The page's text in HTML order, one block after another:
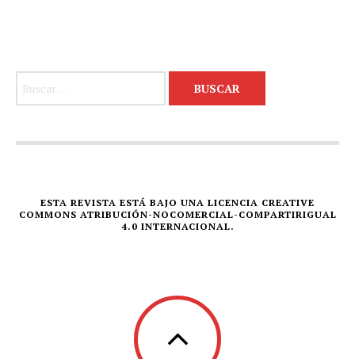
ESTA REVISTA ESTÁ BAJO UNA LICENCIA CREATIVE
COMMONS ATRIBUCIÓN-NOCOMERCIAL-COMPARTIRIGUAL
4.0 INTERNACIONAL.